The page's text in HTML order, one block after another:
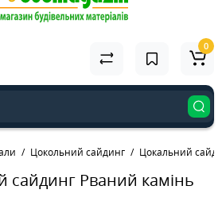
0
Цокольний сайдинг Цокальний
сайдинг Рваний камінь